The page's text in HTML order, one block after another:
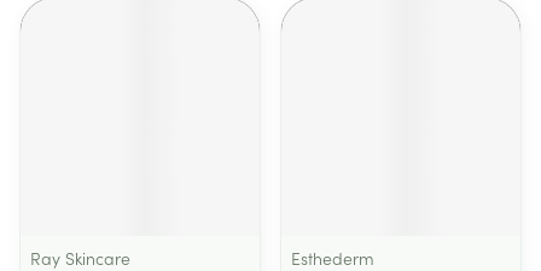
Ray Skincare
Esthederm